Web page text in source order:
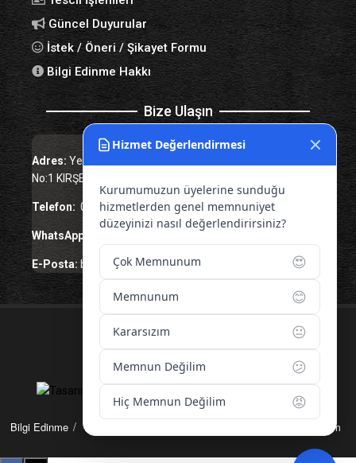
Güncel Duyurular
İstek / Öneri / Şikayet Formu
Bilgi Edinme Hakkı
Bize Ulaşın
Adres: Yenice Mah. Atatürk Cad. Tüccarlar İşhanı Kat:1
No:1 KIRŞEHİR / TÜRKİYE
Telefon:0 386 213 11 86
WhatsApp:
E-Posta: bilgi@kirsehirtso.org.tr
© 2026 – Tüm Hakları Saklıdır.
Bilgi Edinme Kullanım Koşulları İletişim
Hizmet Değerlendirmesi
Kurumumuzun üyelerine sunduğu
hizmetlerden genel memnuniyet
düzeyinizi nasıl değerlendirirsiniz?
Çok Memnunum 😍
Memnunum 😊
Kararsızım 😐
Memnun Değilim 😕
Hiç Memnun Değilim 😡